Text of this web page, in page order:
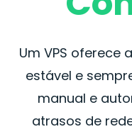
Um VPS oferece
estável e
manual e
atrasos de